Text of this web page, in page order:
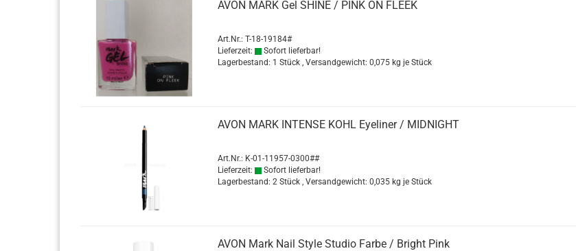
AVON MARK Gel SHINE / PINK ON FLEEK
Art.Nr.: T-18-19184#
Lieferzeit:
Sofort lieferbar!
Lagerbestand: 1 Stück , Versandgewicht: 0,075 kg je Stück
AVON MARK IN­TEN­SE KOHL Eye­li­ner / MID­NIGHT
Art.Nr.: K-01-11957-0300##
Lieferzeit:
Sofort lieferbar!
Lagerbestand: 2 Stück , Versandgewicht: 0,035 kg je Stück
AVON Mark Nail Style Stu­dio Farbe / Bright Pink